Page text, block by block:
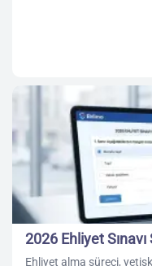
2026 Ehliyet Sınavı
Ehliyet alma süreci,